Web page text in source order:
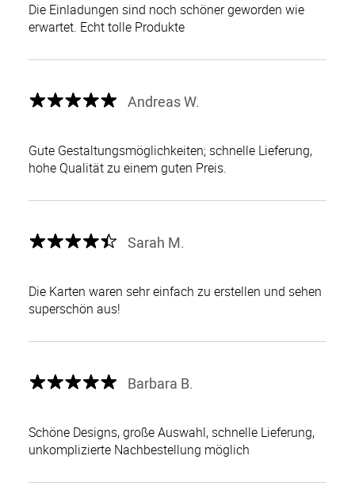
Die Einladungen sind noch schöner geworden wie
erwartet. Echt tolle Produkte
Andreas W.
Gute Gestaltungsmöglichkeiten; schnelle Lieferung,
hohe Qualität zu einem guten Preis.
Sarah M.
Die Karten waren sehr einfach zu erstellen und sehen
superschön aus!
Barbara B.
Schöne Designs, große Auswahl, schnelle Lieferung,
unkomplizierte Nachbestellung möglich